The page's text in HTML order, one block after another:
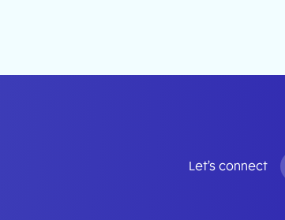
Let’s connect